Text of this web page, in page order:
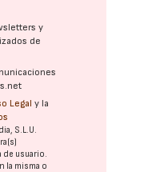
y
de
Legal y la
S.L.U.
de usuario.
la misma o